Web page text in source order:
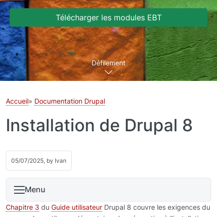
Télécharger les modules EBT
Défilement
Accueil Documentation Drupal
Installation de Drupal 8
05/07/2025, by Ivan
Menu
Chapitre 3 du Guide utilisateur Drupal 8 couvre les exigences du